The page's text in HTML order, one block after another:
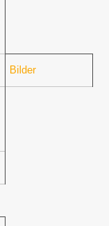
Bilder